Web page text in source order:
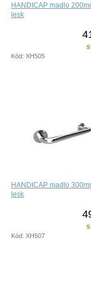
HANDICAP madlo
lesk
Kód: XH505
HANDICAP madlo
lesk
Kód: XH507